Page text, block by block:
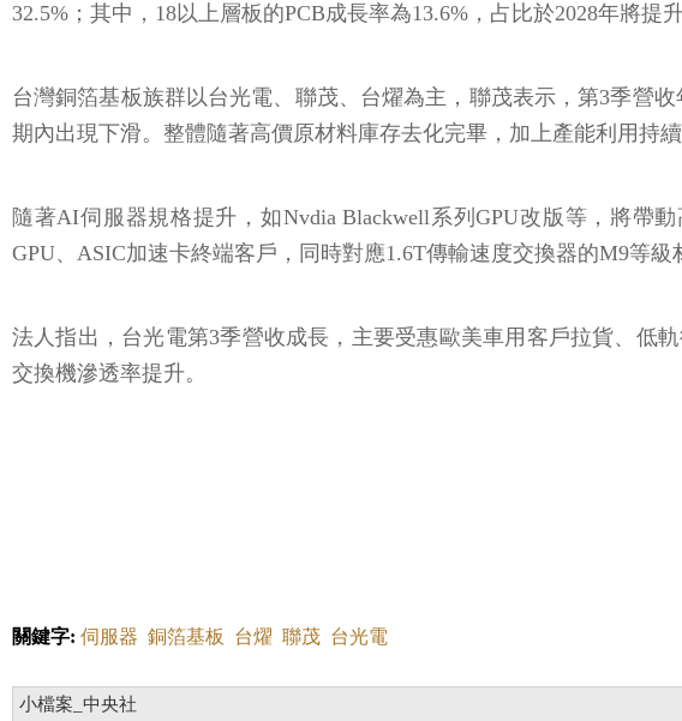
32.5%；其中，18以上層板的PCB成長率為13.6%，占比於2028年將提
台灣銅箔基板族群以台光電、聯茂、台燿為主，聯茂表示，第3季營
期內出現下滑。整體隨著高價原材料庫存去化完畢，加上產能利用持
隨著AI伺服器規格提升，如Nvdia Blackwell系列GPU改版等，將
GPU、ASIC加速卡終端客戶，同時對應1.6T傳輸速度交換器的M9等級
法人指出，台光電第3季營收成長，主要受惠歐美車用客戶拉貨、低
交換機滲透率提升。
關鍵字: 伺服器 銅箔基板 台燿 聯茂 台光電
小檔案_中央社